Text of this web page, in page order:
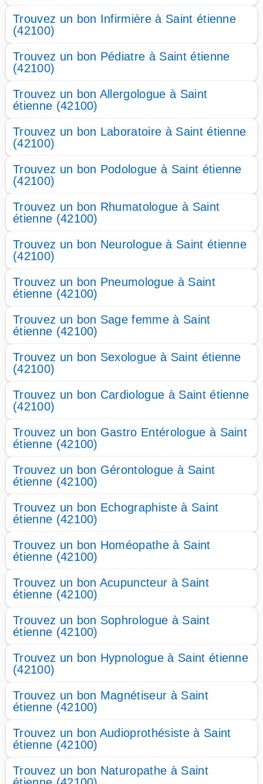
Trouvez un bon Infirmière à Saint étienne
(42100)
Trouvez un bon Pédiatre à Saint étienne
(42100)
Trouvez un bon Allergologue à Saint
étienne (42100)
Trouvez un bon Laboratoire à Saint étienne
(42100)
Trouvez un bon Podologue à Saint étienne
(42100)
Trouvez un bon Rhumatologue à Saint
étienne (42100)
Trouvez un bon Neurologue à Saint étienne
(42100)
Trouvez un bon Pneumologue à Saint
étienne (42100)
Trouvez un bon Sage femme à Saint
étienne (42100)
Trouvez un bon Sexologue à Saint étienne
(42100)
Trouvez un bon Cardiologue à Saint étienne
(42100)
Trouvez un bon Gastro Entérologue à Saint
étienne (42100)
Trouvez un bon Gérontologue à Saint
étienne (42100)
Trouvez un bon Echographiste à Saint
étienne (42100)
Trouvez un bon Homéopathe à Saint
étienne (42100)
Trouvez un bon Acupuncteur à Saint
étienne (42100)
Trouvez un bon Sophrologue à Saint
étienne (42100)
Trouvez un bon Hypnologue à Saint étienne
(42100)
Trouvez un bon Magnétiseur à Saint
étienne (42100)
Trouvez un bon Audioprothésiste à Saint
étienne (42100)
Trouvez un bon Naturopathe à Saint